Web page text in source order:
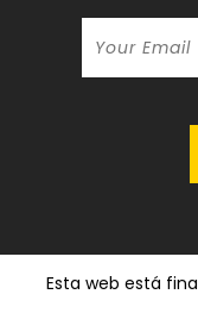
Esta web está